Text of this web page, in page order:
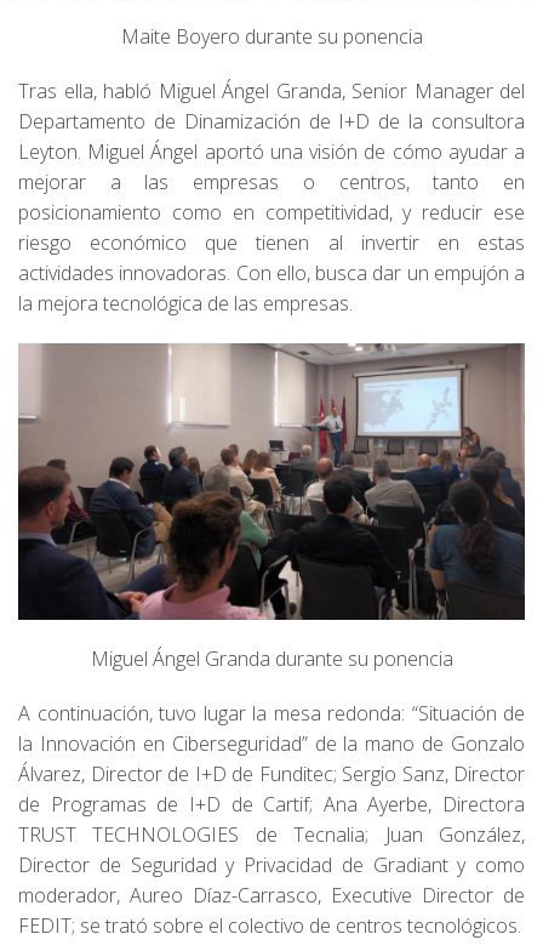
Maite Boyero durante su ponencia
Tras ella, habló Miguel Ángel Granda, Senior Manager del
Departamento de Dinamización de I+D de la consultora
Leyton. Miguel Ángel aportó una visión de cómo ayudar a
mejorar a las empresas o centros, tanto en
posicionamiento como en competitividad, y reducir ese
riesgo económico que tienen al invertir en estas
actividades innovadoras. Con ello, busca dar un empujón a
la mejora tecnológica de las empresas.
Miguel Ángel Granda durante su ponencia
A continuación, tuvo lugar la mesa redonda: “Situación de
la Innovación en Ciberseguridad” de la mano de Gonzalo
Álvarez, Director de I+D de Funditec; Sergio Sanz, Director
de Programas de I+D de Cartif; Ana Ayerbe, Directora
TRUST TECHNOLOGIES de Tecnalia; Juan González,
Director de Seguridad y Privacidad de Gradiant y como
moderador, Aureo Díaz-Carrasco, Executive Director de
FEDIT; se trató sobre el colectivo de centros tecnológicos.